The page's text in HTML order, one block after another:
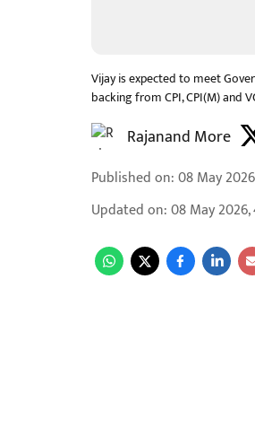
Vijay is expected to meet
backing from CPI, CPI(M) and
Rajanand More
Published on:08 May
Updated on:08 May